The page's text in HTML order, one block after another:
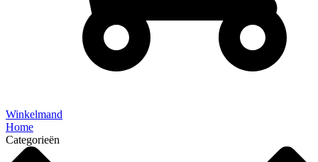
Winkelmand
Home
Categorieën